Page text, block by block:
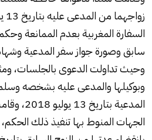
السفارة المغربية بعدم الممانعة
سابق وصورة جواز سفر المدعية
وحيث تداولت الدعوى بالجلسات،
وبوكيلها والمدعى عليه بشخصه
المدعية
الجهات المنوط بها تنفيذ ذلك